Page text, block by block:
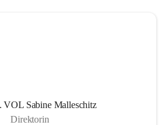
VOL Sabine Malleschitz
Direktorin